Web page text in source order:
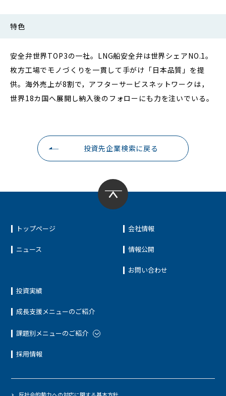
特色
安全弁世界TOP3の一社。LNG船安全弁は世界シェアNO.1。
枚方工場でモノづくりを一貫して手がけ「日本品質」を提
供。海外売上が8割で，アフターサービスネットワークは，
世界18カ国へ展開し納入後のフォローにも力を注いでいる。
投資先企業検索に戻る
トップページ
ニュース
投資実績
成長支援メニューのご紹介
課題別メニューのご紹介
採用情報
会社情報
情報公開
お問い合わせ
反社会的勢力への対応に関する基本方針